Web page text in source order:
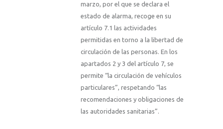
marzo, por el que se declara el
estado de alarma, recoge en su
artículo 7.1 las actividades
permitidas en torno a la libertad de
circulación de las personas. En los
apartados 2 y 3 del artículo 7, se
permite “la circulación de vehículos
particulares”, respetando “las
recomendaciones y obligaciones de
las autoridades sanitarias”.